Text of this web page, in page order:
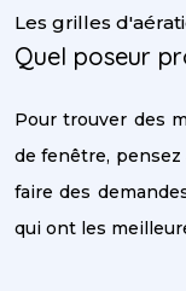
Les grilles
Quel poseur
Pour trouver des
de fenêtre, pensez
faire des
qui ont les